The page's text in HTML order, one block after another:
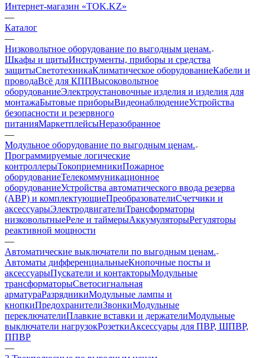
Интернет-магазин «TOK.KZ»
—
Каталог
—
Низковольтное оборудование по выгодным ценам.
Шкафы и щитыИнструменты, приборы и средства
защитыСветотехникаКлиматическое оборудованиеКабели и
проводаВсё для КППВысоковольтное
оборудованиеЭлектроустановочные изделия и изделия для
монтажаБытовые приборыВидеонаблюдениеУстройства
безопасности и резервного
питанияМаркетплейсыНеразобранное
—
Модульное оборудование по выгодным ценам.
Программируемые логические
контроллерыТокоприемникиПожарное
оборудованиеТелекоммуникационное
оборудованиеУстройства автоматического ввода резерва
(АВР) и комплектующиеПреобразователиСчетчики и
аксессуарыЭлектродвигателиТрансформаторы
низковольтныеРеле и таймерыАккумуляторыРегуляторы
реактивной мощности
—
Автоматические выключатели по выгодным ценам.
Автоматы дифференциальныеКнопочные посты и
аксессуарыПускатели и контакторыМодульные
трансформаторыСветосигнальная
арматураРазрядникиМодульные лампы и
кнопкиПредохранителиЗвонкиМодульные
переключателиПлавкие вставки и держателиМодульные
выключатели нагрузокРозеткиАксессуары для ПВР, ШПВР,
ППВР
—